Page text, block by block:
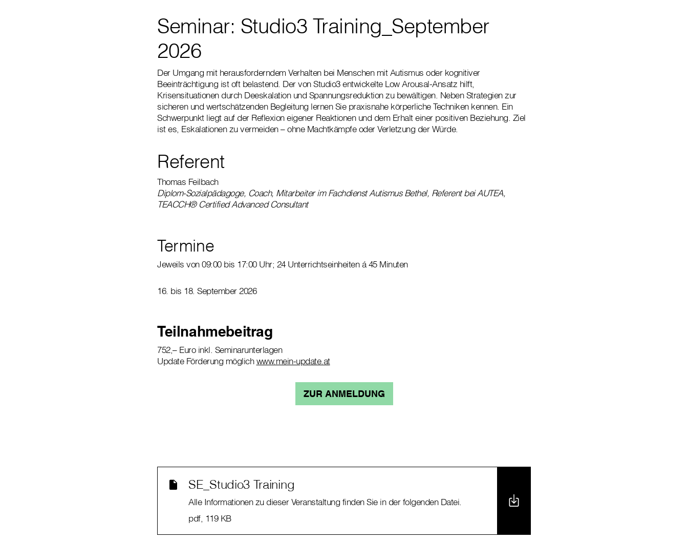
Seminar: Studio3 Training_September
2026
Der Umgang mit herausforderndem Verhalten bei Menschen mit Autismus oder kognitiver
Beeinträchtigung ist oft belastend. Der von Studio3 entwickelte Low Arousal-Ansatz hilft,
Krisensituationen durch Deeskalation und Spannungsreduktion zu bewältigen. Neben Strategien zur
sicheren und wertschätzenden Begleitung lernen Sie praxisnahe körperliche Techniken kennen. Ein
Schwerpunkt liegt auf der Reflexion eigener Reaktionen und dem Erhalt einer positiven Beziehung. Ziel
ist es, Eskalationen zu vermeiden – ohne Machtkämpfe oder Verletzung der Würde.
Referent
Thomas Feilbach
Diplom-Sozialpädagoge, Coach, Mitarbeiter im Fachdienst Autismus Bethel, Referent bei AUTEA,
TEACCH® Certified Advanced Consultant
Termine
Jeweils von 09:00 bis 17:00 Uhr; 24 Unterrichtseinheiten á 45 Minuten
16. bis 18. September 2026
Teilnahmebeitrag
752,– Euro inkl. Seminarunterlagen
Update Förderung möglichwww.mein-update.at
ZUR ANMELDUNG
SE_Studio3 Training
Alle Informationen zu dieser Veranstaltung finden Sie in der folgenden Datei.
pdf, 119 KB